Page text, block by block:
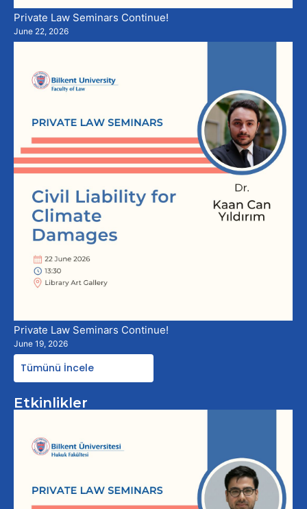
Private Law Seminars Continue!
June 22, 2026
Private Law Seminars Continue!
June 19, 2026
Tümünü İncele
Etkinlikler